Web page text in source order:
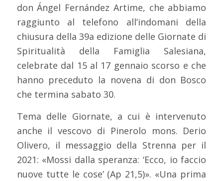
don Ángel Fernández Artime, che abbiamo
raggiunto al telefono all’indomani della
chiusura della 39a edizione delle Giornate di
Spiritualità della Famiglia Salesiana,
celebrate dal 15 al 17 gennaio scorso e che
hanno preceduto la novena di don Bosco
che termina sabato 30.
Tema delle Giornate, a cui è intervenuto
anche il vescovo di Pinerolo mons. Derio
Olivero, il messaggio della Strenna per il
2021: «Mossi dalla speranza: ‘Ecco, io faccio
nuove tutte le cose’ (Ap 21,5)». «Una prima